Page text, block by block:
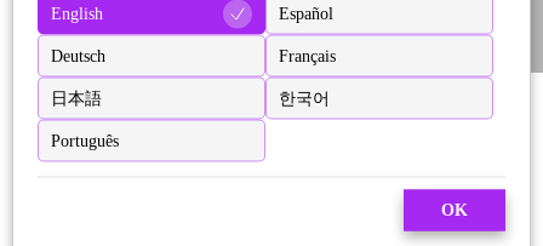
English Español
Deutsch Français
日本語 한국어
Português
OK